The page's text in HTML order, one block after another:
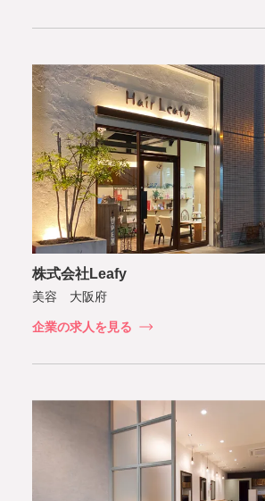
株式会社Leafy
美容 大阪府
企業の求人を見る